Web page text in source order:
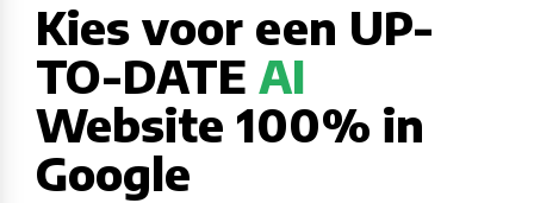
Kies voor een UP-
TO-DATE AI
Website 100% in
Google